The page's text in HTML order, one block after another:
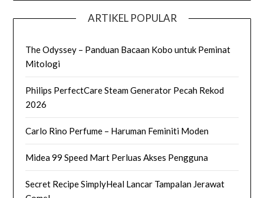
ARTIKEL POPULAR
The Odyssey – Panduan Bacaan Kobo untuk Peminat
Mitologi
Philips PerfectCare Steam Generator Pecah Rekod
2026
Carlo Rino Perfume – Haruman Feminiti Moden
Midea 99 Speed Mart Perluas Akses Pengguna
Secret Recipe SimplyHeal Lancar Tampalan Jerawat